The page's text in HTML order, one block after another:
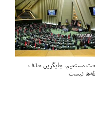
مستقیم، جایگزین حذف
نیست